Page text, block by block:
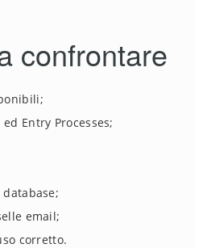
confrontare
Entry Processes;
email;
corretto.